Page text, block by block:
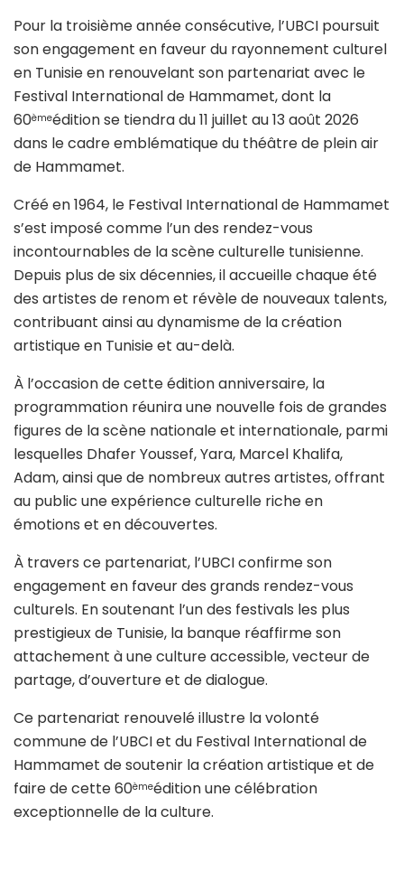
Pour la troisième année consécutive, l’UBCI poursuit
son engagement en faveur du rayonnement culturel
en Tunisie en renouvelant son partenariat avec le
Festival International de Hammamet, dont la
60èmeédition se tiendra du 11 juillet au 13 août 2026
dans le cadre emblématique du théâtre de plein air
de Hammamet.
Créé en 1964, le Festival International de Hammamet
s’est imposé comme l’un des rendez-vous
incontournables de la scène culturelle tunisienne.
Depuis plus de six décennies, il accueille chaque été
des artistes de renom et révèle de nouveaux talents,
contribuant ainsi au dynamisme de la création
artistique en Tunisie et au-delà.
À l’occasion de cette édition anniversaire, la
programmation réunira une nouvelle fois de grandes
figures de la scène nationale et internationale, parmi
lesquelles Dhafer Youssef, Yara, Marcel Khalifa,
Adam, ainsi que de nombreux autres artistes, offrant
au public une expérience culturelle riche en
émotions et en découvertes.
À travers ce partenariat, l’UBCI confirme son
engagement en faveur des grands rendez-vous
culturels. En soutenant l’un des festivals les plus
prestigieux de Tunisie, la banque réaffirme son
attachement à une culture accessible, vecteur de
partage, d’ouverture et de dialogue.
Ce partenariat renouvelé illustre la volonté
commune de l’UBCI et du Festival International de
Hammamet de soutenir la création artistique et de
faire de cette 60èmeédition une célébration
exceptionnelle de la culture.